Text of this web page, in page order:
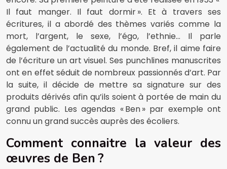
Il faut manger. Il faut dormir ». Et à travers ses
écritures, il a abordé des thèmes variés comme la
mort, l’argent, le sexe, l’égo, l’ethnie… Il parle
également de l’actualité du monde. Bref, il aime faire
de l’écriture un art visuel. Ses punchlines manuscrites
ont en effet séduit de nombreux passionnés d’art. Par
la suite, il décide de mettre sa signature sur des
produits dérivés afin qu’ils soient à portée de main du
grand public. Les agendas « Ben » par exemple ont
connu un grand succès auprès des écoliers.
Comment connaitre la valeur des
œuvres de Ben ?